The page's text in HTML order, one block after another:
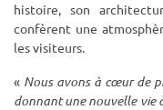
histoire, son
confèrent une
les visiteurs.
« Nous avons à cœur de
donnant une nouvelle vie